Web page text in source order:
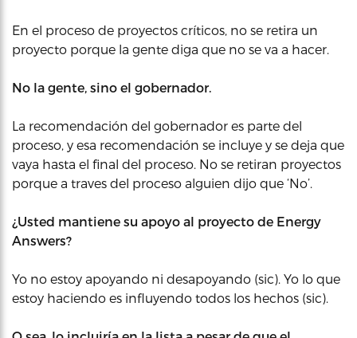
En el proceso de proyectos críticos, no se retira un
proyecto porque la gente diga que no se va a hacer.
No la gente, sino el gobernador.
La recomendación del gobernador es parte del
proceso, y esa recomendación se incluye y se deja que
vaya hasta el final del proceso. No se retiran proyectos
porque a traves del proceso alguien dijo que ‘No’.
¿Usted mantiene su apoyo al proyecto de Energy
Answers?
Yo no estoy apoyando ni desapoyando (sic). Yo lo que
estoy haciendo es influyendo todos los hechos (sic).